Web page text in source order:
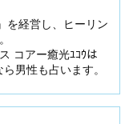
を経営し、ヒーリン
コアー癒光ﾕｺｳは
男性も占います。